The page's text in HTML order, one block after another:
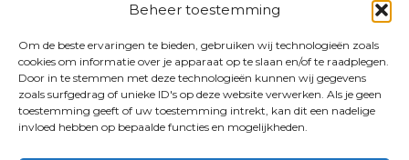
Beheer toestemming
Om de beste ervaringen te bieden, gebruiken wij technologieën zoals
cookies om informatie over je apparaat op te slaan en/of te raadplegen.
Door in te stemmen met deze technologieën kunnen wij gegevens
zoals surfgedrag of unieke ID's op deze website verwerken. Als je geen
toestemming geeft of uw toestemming intrekt, kan dit een nadelige
invloed hebben op bepaalde functies en mogelijkheden.
b
o
o
k
-
f
Information
Organisation
Services
Contact
+32 479 38 18 40
info@logbargeoperators.be
Disponibilité